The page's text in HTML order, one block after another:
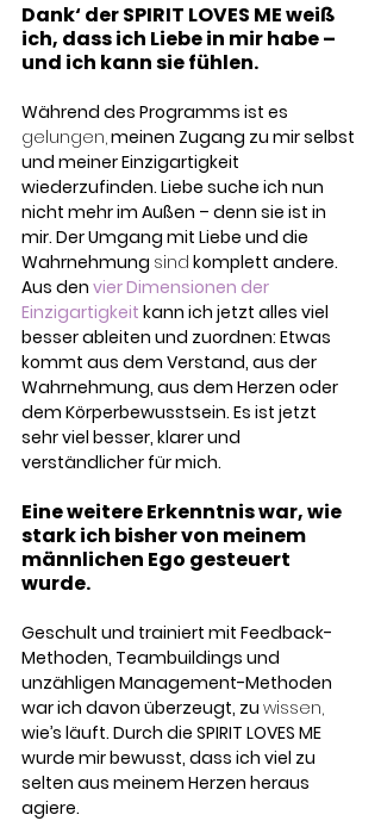
Dank‘ der SPIRIT LOVES ME weiß
ich, dass ich Liebe in mir habe –
und ich kann sie fühlen.
Während des Programms ist es
gelungen, meinen Zugang zu mir selbst
und meiner Einzigartigkeit
wiederzufinden. Liebe suche ich nun
nicht mehr im Außen – denn sie ist in
mir. Der Umgang mit Liebe und die
Wahrnehmung sind komplett andere.
Aus den vier Dimensionen der
Einzigartigkeit kann ich jetzt alles viel
besser ableiten und zuordnen: Etwas
kommt aus dem Verstand, aus der
Wahrnehmung, aus dem Herzen oder
dem Körperbewusstsein. Es ist jetzt
sehr viel besser, klarer und
verständlicher für mich.
Eine weitere Erkenntnis war, wie
stark ich bisher von meinem
männlichen Ego gesteuert
wurde.
Geschult und trainiert mit Feedback-
Methoden, Teambuildings und
unzähligen Management-Methoden
war ich davon überzeugt, zu wissen,
wie’s läuft. Durch die SPIRIT LOVES ME
wurde mir bewusst, dass ich viel zu
selten aus meinem Herzen heraus
agiere.